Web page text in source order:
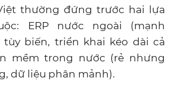
thường đứng trước hai lựa
ERP nước ngoài (mạnh
biến, triển khai kéo dài cả
mềm trong nước (rẻ nhưng
dữ liệu phân mảnh).